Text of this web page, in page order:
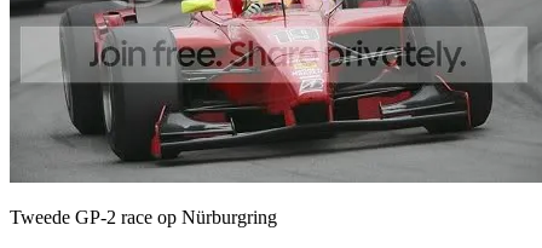
Tweede GP-2 race op Nürburgring